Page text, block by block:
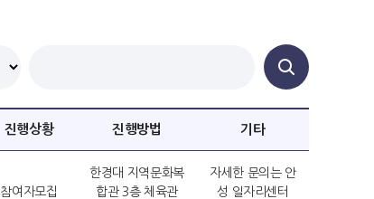
진행상황 진행방법 기타
참여자모집
한경대 지역문화복
합관 3층 체육관
자세한 문의는 안
성 일자리센터